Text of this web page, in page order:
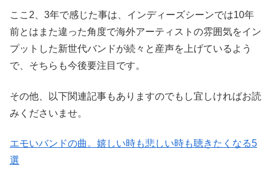
ここ2、3年で感じた事は、インディーズシーンでは10年
前とはまた違った角度で海外アーティストの雰囲気をイン
プットした新世代バンドが続々と産声を上げているよう
で、そちらも今後要注目です。
その他、以下関連記事もありますのでもし宜しければお読
みくださいませ。
エモいバンドの曲。嬉しい時も悲しい時も聴きたくなる5
選